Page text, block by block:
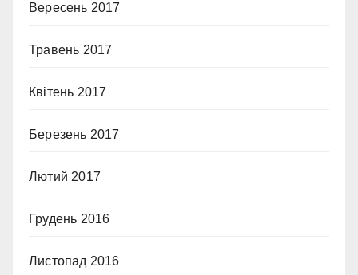
Вересень 2017
Травень 2017
Квітень 2017
Березень 2017
Лютий 2017
Грудень 2016
Листопад 2016